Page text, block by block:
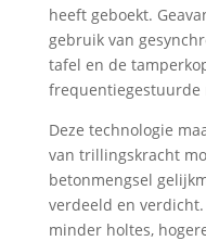
heeft geboekt.
gebruik van
tafel en de
frequentiegestuurde
Deze technologie
van trillingskracht
betonmengsel
verdeeld en
minder holtes,